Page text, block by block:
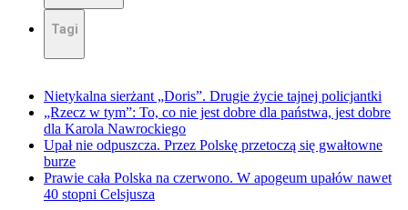
Tagi
Nietykalna sierżant „Doris”. Drugie życie tajnej policjantki
„Rzecz w tym”: To, co nie jest dobre dla państwa, jest dobre
dla Karola Nawrockiego
Upał nie odpuszcza. Przez Polskę przetoczą się gwałtowne
burze
Prawie cała Polska na czerwono. W apogeum upałów nawet
40 stopni Celsjusza